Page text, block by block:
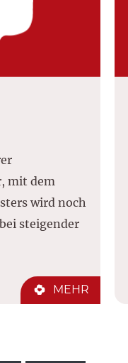
mit dem
wird noch
steigender
MEHR